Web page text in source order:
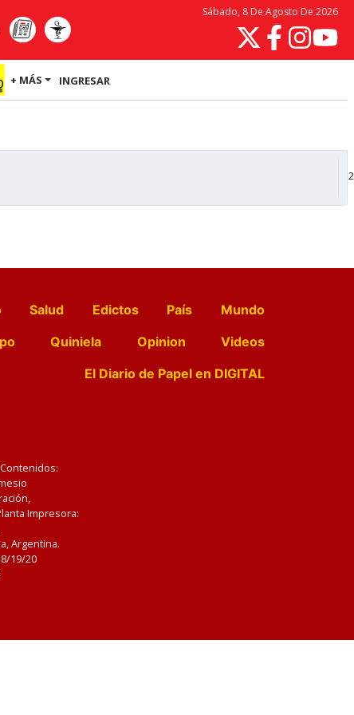
Sábado, 8 De Agosto De 2026
+ MÁS INGRESAR
Salud Edictos País
Mundo
Quiniela Opinion
Videos
El Diario de Papel en DIGITAL
Impresora:
Argentina.
19/20